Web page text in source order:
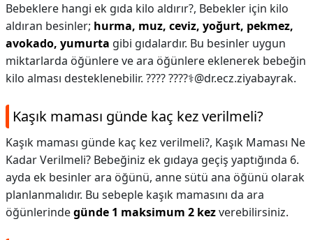
Bebeklere hangi ek gıda kilo aldırır?, Bebekler için kilo
aldıran besinler; hurma, muz, ceviz, yoğurt, pekmez,
avokado, yumurta gibi gıdalardır. Bu besinler uygun
miktarlarda öğünlere ve ara öğünlere eklenerek bebeğin
kilo alması desteklenebilir. ???? ????‍⚕️@dr.ecz.ziyabayrak.
Kaşık maması günde kaç kez verilmeli?
Kaşık maması günde kaç kez verilmeli?, Kaşık Maması Ne
Kadar Verilmeli? Bebeğiniz ek gıdaya geçiş yaptığında 6.
ayda ek besinler ara öğünü, anne sütü ana öğünü olarak
planlanmalıdır. Bu sebeple kaşık mamasını da ara
öğünlerindegünde 1 maksimum 2 kezverebilirsiniz.